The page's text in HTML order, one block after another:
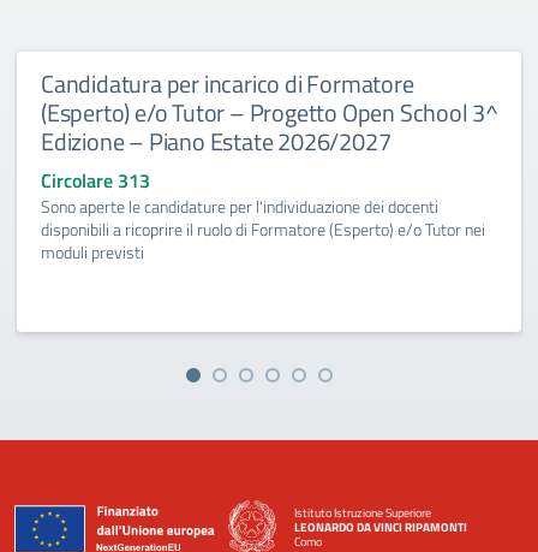
Candidatura per incarico di Formatore
(Esperto) e/o Tutor – Progetto Open School 3^
Edizione – Piano Estate 2026/2027
Circolare 313
Sono aperte le candidature per l'individuazione dei docenti
disponibili a ricoprire il ruolo di Formatore (Esperto) e/o Tutor nei
moduli previsti
Istituto Istruzione Superiore
LEONARDO DA VINCI RIPAMONTI
Como